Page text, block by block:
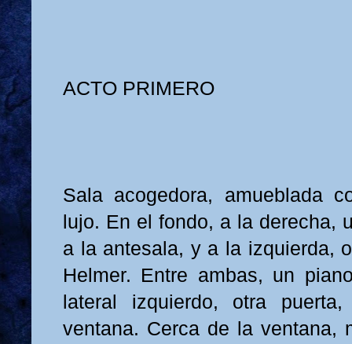
ACTO PRIMERO
Sala acogedora, amueblada
lujo. En el fondo, a la derecha,
a la antesala, y a la izquierda,
Helmer. Entre ambas, un
lateral izquierdo, otra
ventana. Cerca de la ventana,